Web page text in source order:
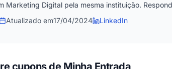
Marketing Digital pela mesma instituição.
Atualizado em17/04/2024 LinkedIn